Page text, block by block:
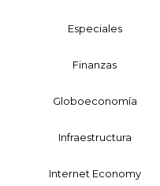
Especiales
Finanzas
Globoeconomía
Infraestructura
Internet Economy